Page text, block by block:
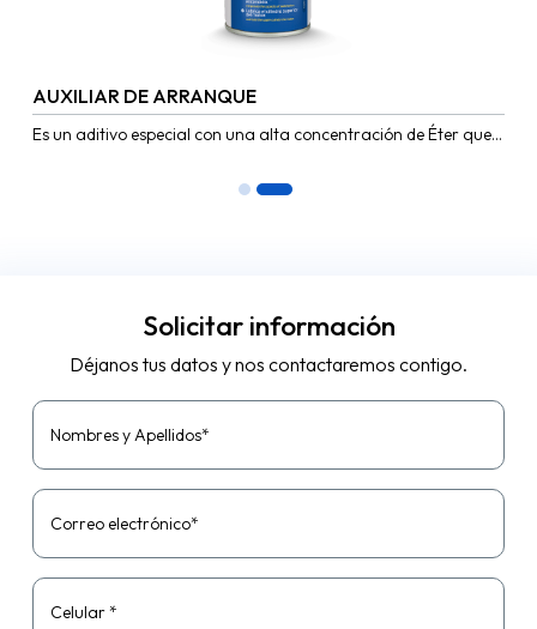
AUXILIAR DE ARRANQUE
Es un aditivo especial con una alta concentración de Éter que
Solicitar información
Déjanos tus datos y nos contactaremos contigo.
Nombres y Apellidos*
Correo electrónico*
Celular *